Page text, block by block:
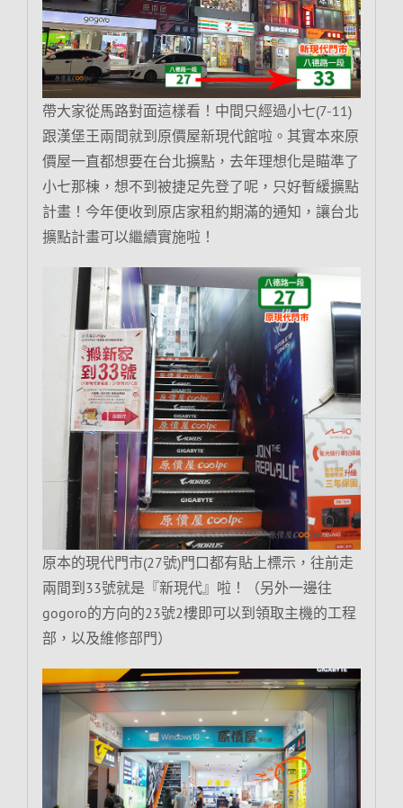
帶大家從馬路對面這樣看！中間只經過小七(7-11)
跟漢堡王兩間就到原價屋新現代館啦。其實本來原
價屋一直都想要在台北擴點，去年理想化是瞄準了
小七那棟，想不到被捷足先登了呢，只好暫緩擴點
計畫！今年便收到原店家租約期滿的通知，讓台北
擴點計畫可以繼續實施啦！
原本的現代門市(27號)門口都有貼上標示，往前走
兩間到33號就是『新現代』啦！（另外一邊往
gogoro的方向的23號2樓即可以到領取主機的工程
部，以及維修部門）